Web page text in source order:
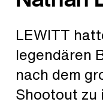
LEWITT
legendären
nach dem
Shootout